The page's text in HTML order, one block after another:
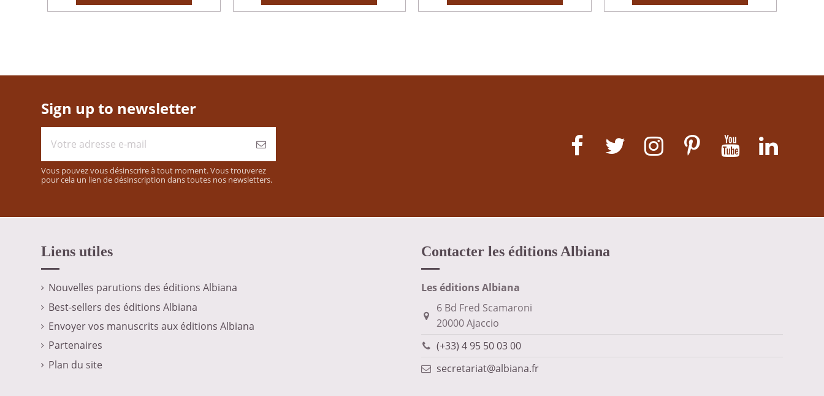
Sign up to newsletter
Vous pouvez vous désinscrire à tout moment. Vous trouverez
pour cela un lien de désinscription dans toutes nos newsletters.
Liens utiles
Nouvelles parutions des éditions Albiana
Best-sellers des éditions Albiana
Envoyer vos manuscrits aux éditions Albiana
Partenaires
Plan du site
Contacter les éditions Albiana
Les éditions Albiana
6 Bd Fred Scamaroni
20000 Ajaccio
(+33) 4 95 50 03 00
secretariat@albiana.fr